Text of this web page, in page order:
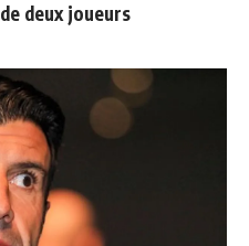
deux joueurs